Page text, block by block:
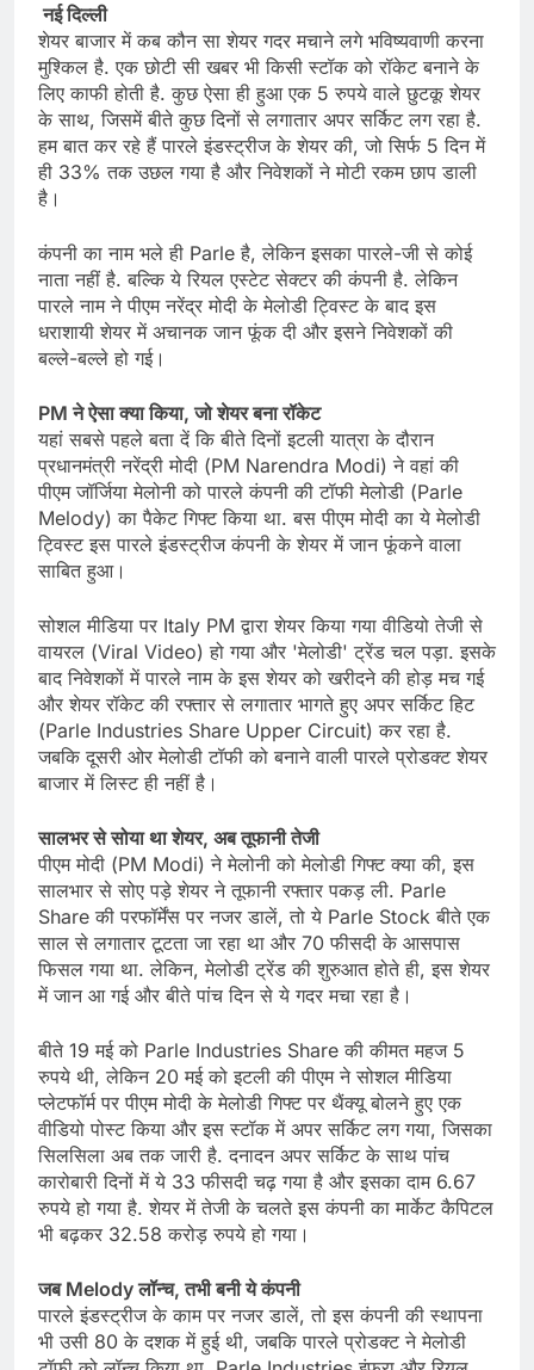
नई दिल्ली
शेयर बाजार में कब कौन सा शेयर गदर मचाने लगे भविष्यवाणी करना
मुश्किल है. एक छोटी सी खबर भी किसी स्टॉक को रॉकेट बनाने के
लिए काफी होती है. कुछ ऐसा ही हुआ एक 5 रुपये वाले छुटकू शेयर
के साथ, जिसमें बीते कुछ दिनों से लगातार अपर सर्किट लग रहा है.
हम बात कर रहे हैं पारले इंडस्ट्रीज के शेयर की, जो सिर्फ 5 दिन में
ही 33% तक उछल गया है और निवेशकों ने मोटी रकम छाप डाली
है।
कंपनी का नाम भले ही Parle है, लेकिन इसका पारले-जी से कोई
नाता नहीं है. बल्कि ये रियल एस्टेट सेक्टर की कंपनी है. लेकिन
पारले नाम ने पीएम नरेंद्र मोदी के मेलोडी ट्विस्ट के बाद इस
धराशायी शेयर में अचानक जान फूंक दी और इसने निवेशकों की
बल्ले-बल्ले हो गई।
PM ने ऐसा क्या किया, जो शेयर बना रॉकेट
यहां सबसे पहले बता दें कि बीते दिनों इटली यात्रा के दौरान
प्रधानमंत्री नरेंद्री मोदी (PM Narendra Modi) ने वहां की
पीएम जॉर्जिया मेलोनी को पारले कंपनी की टॉफी मेलोडी (Parle
Melody) का पैकेट गिफ्ट किया था. बस पीएम मोदी का ये मेलोडी
ट्विस्ट इस पारले इंडस्ट्रीज कंपनी के शेयर में जान फूंकने वाला
साबित हुआ।
सोशल मीडिया पर Italy PM द्वारा शेयर किया गया वीडियो तेजी से
वायरल (Viral Video) हो गया और 'मेलोडी' ट्रेंड चल पड़ा. इसके
बाद निवेशकों में पारले नाम के इस शेयर को खरीदने की होड़ मच गई
और शेयर रॉकेट की रफ्तार से लगातार भागते हुए अपर सर्किट हिट
(Parle Industries Share Upper Circuit) कर रहा है.
जबकि दूसरी ओर मेलोडी टॉफी को बनाने वाली पारले प्रोडक्ट शेयर
बाजार में लिस्ट ही नहीं है।
सालभर से सोया था शेयर, अब तूफानी तेजी
पीएम मोदी (PM Modi) ने मेलोनी को मेलोडी गिफ्ट क्या की, इस
सालभार से सोए पड़े शेयर ने तूफानी रफ्तार पकड़ ली. Parle
Share की परफॉर्मेंस पर नजर डालें, तो ये Parle Stock बीते एक
साल से लगातार टूटता जा रहा था और 70 फीसदी के आसपास
फिसल गया था. लेकिन, मेलोडी ट्रेंड की शुरुआत होते ही, इस शेयर
में जान आ गई और बीते पांच दिन से ये गदर मचा रहा है।
बीते 19 मई को Parle Industries Share की कीमत महज 5
रुपये थी, लेकिन 20 मई को इटली की पीएम ने सोशल मीडिया
प्लेटफॉर्म पर पीएम मोदी के मेलोडी गिफ्ट पर थैंक्यू बोलने हुए एक
वीडियो पोस्ट किया और इस स्टॉक में अपर सर्किट लग गया, जिसका
सिलसिला अब तक जारी है. दनादन अपर सर्किट के साथ पांच
कारोबारी दिनों में ये 33 फीसदी चढ़ गया है और इसका दाम 6.67
रुपये हो गया है. शेयर में तेजी के चलते इस कंपनी का मार्केट कैपिटल
भी बढ़कर 32.58 करोड़ रुपये हो गया।
जब Melody लॉन्च, तभी बनी ये कंपनी
पारले इंडस्ट्रीज के काम पर नजर डालें, तो इस कंपनी की स्थापना
भी उसी 80 के दशक में हुई थी, जबकि पारले प्रोडक्ट ने मेलोडी